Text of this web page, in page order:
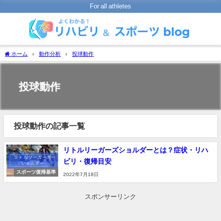
For all athletes
ホーム 動作分析 投球動作
投球動作
投球動作の記事一覧
スポーツ復帰基準
リトルリーガーズショルダーとは？症状・リハ
ビリ・復帰目安
2022年7月18日
スポンサーリンク